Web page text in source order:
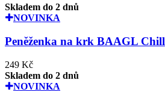
Skladem do 2 dnů
NOVINKA
Peněženka na krk BAAGL Chill
249 Kč
Skladem do 2 dnů
NOVINKA